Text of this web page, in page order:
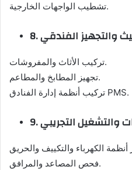
تشطيب الواجهات الخارجية.
تركيب الأثاث والمفروشات.
تجهيز المطابخ والمطاعم.
تركيب أنظمة إدارة الفنادق PMS.
فحص المصاعد والمرافق.